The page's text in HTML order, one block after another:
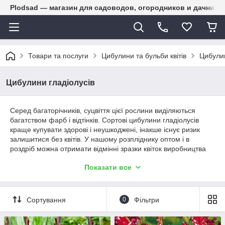
Plodsad — магазин для садоводов, огородников и
Товари та послуги Цибулини та бульби квітів
Цибулини гладіолусів
Серед багаторічників, суцвіття цієї рослини виділяються
багатством фарб і відтінків. Сортові цибулини гладіолусів
краще купувати здорові і неушкоджені, інакше існує ризик
залишитися без квітів. У нашому розпліднику оптом і в
роздріб можна отримати відмінні зразки квіток виробництва
Різновиди квітів виробництва України
У нашому каталозі представлені різноманітні квіти
Показати все
Сортування 0 Фільтри